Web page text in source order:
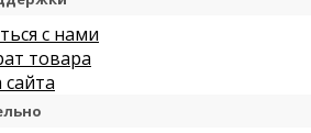
с нами
товара
сайта